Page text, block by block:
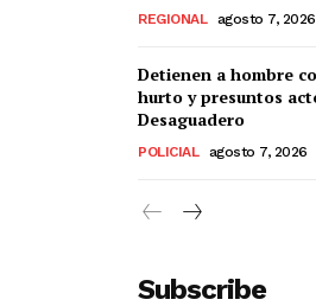
REGIONAL agosto 7, 2026
Detienen a hombre
hurto y presuntos
Desaguadero
POLICIAL agosto 7, 2026
Subscribe